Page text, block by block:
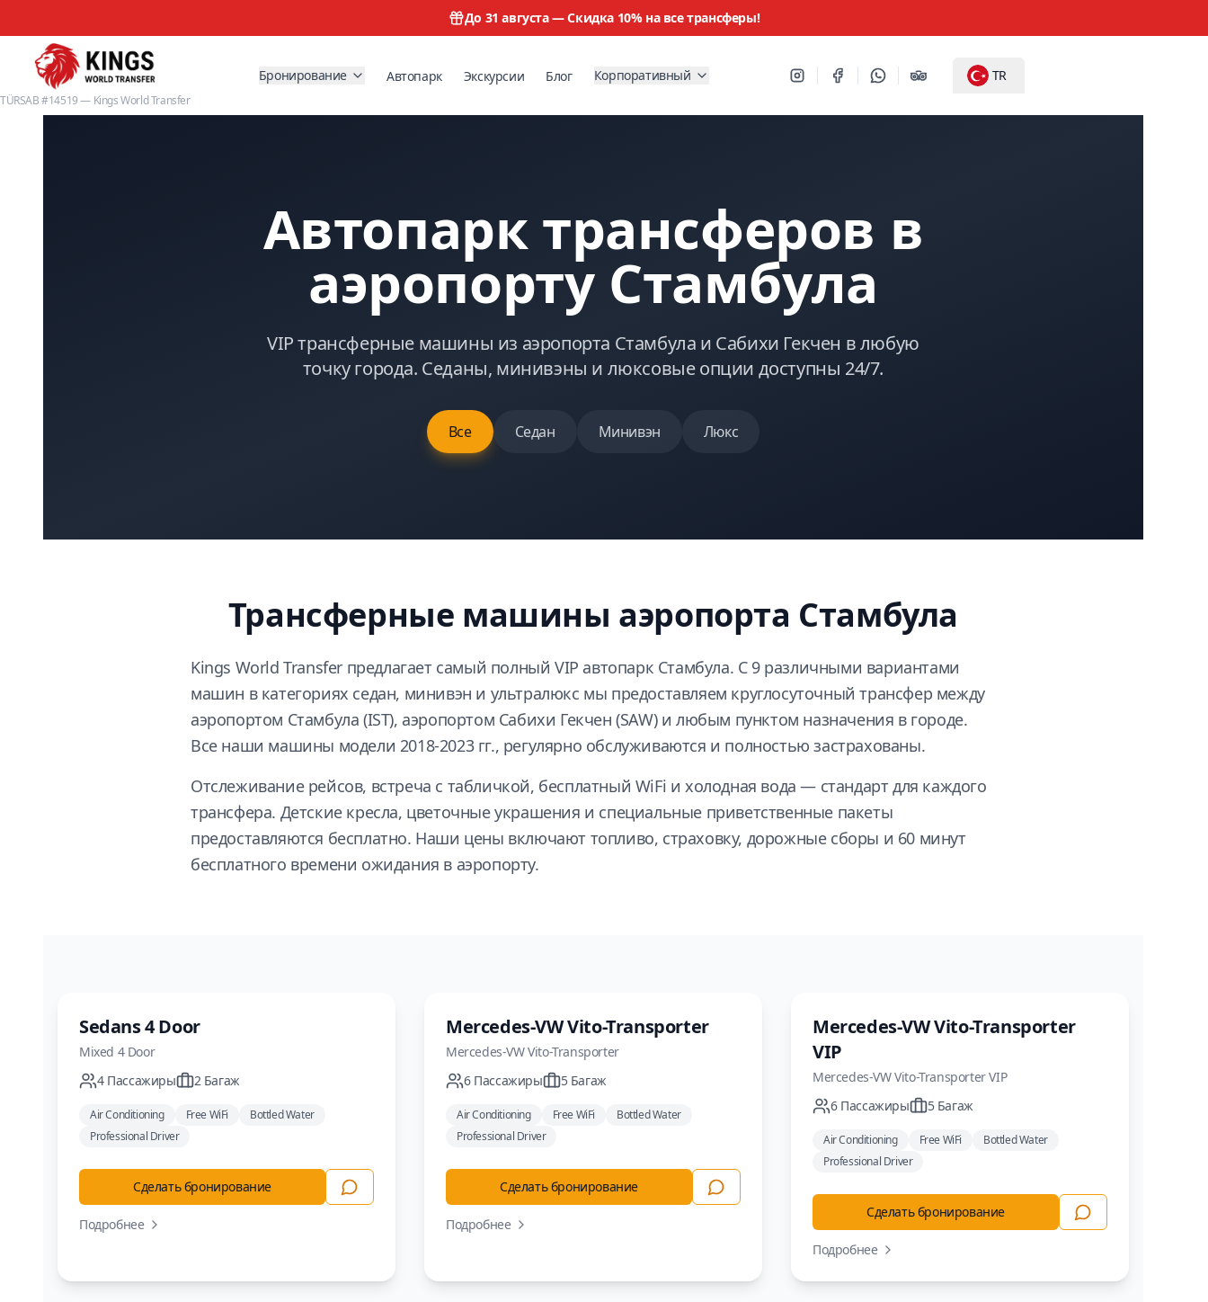
До 31 августа —Скидка 10% на все трансферы!
TÜRSAB #14519 — Kings World Transfer
Бронирование Автопарк Экскурсии Блог Корпоративный TR
Автопарк трансферов в
аэропорту Стамбула
VIP трансферные машины из аэропорта Стамбула и Сабихи Гекчен в любую
точку города. Седаны, минивэны и люксовые опции доступны 24/7.
Все Седан Минивэн Люкс
Трансферные машины аэропорта Стамбула
Kings World Transfer предлагает самый полный VIP автопарк Стамбула. С 9 различными вариантами
машин в категориях седан, минивэн и ультралюкс мы предоставляем круглосуточный трансфер между
аэропортом Стамбула (IST), аэропортом Сабихи Гекчен (SAW) и любым пунктом назначения в городе.
Все наши машины модели 2018-2023 гг., регулярно обслуживаются и полностью застрахованы.
Отслеживание рейсов, встреча с табличкой, бесплатный WiFi и холодная вода — стандарт для каждого
трансфера. Детские кресла, цветочные украшения и специальные приветственные пакеты
предоставляются бесплатно. Наши цены включают топливо, страховку, дорожные сборы и 60 минут
бесплатного времени ожидания в аэропорту.
Седан
Sedans 4 Door
Mixed 4 Door
4 Пассажиры 2 Багаж
Air Conditioning Free WiFi
Bottled Water
Professional Driver
Сделать бронирование
Подробнее
Mercedes-VW Vito-Transporter
Mercedes-VWVito-Transporter
6 Пассажиры 5 Багаж
Air Conditioning Free WiFi
Bottled Water
Professional Driver
Сделать бронирование
Подробнее
Mercedes-VW Vito-Transporter
VIP
Mercedes-VWVito-Transporter VIP
6 Пассажиры 5 Багаж
Air Conditioning Free WiFi
Bottled Water
Professional Driver
Сделать бронирование
Подробнее